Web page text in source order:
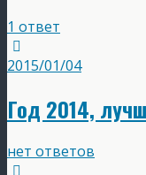
1 ответ
2015/01/04
Год 2014,
нет ответов